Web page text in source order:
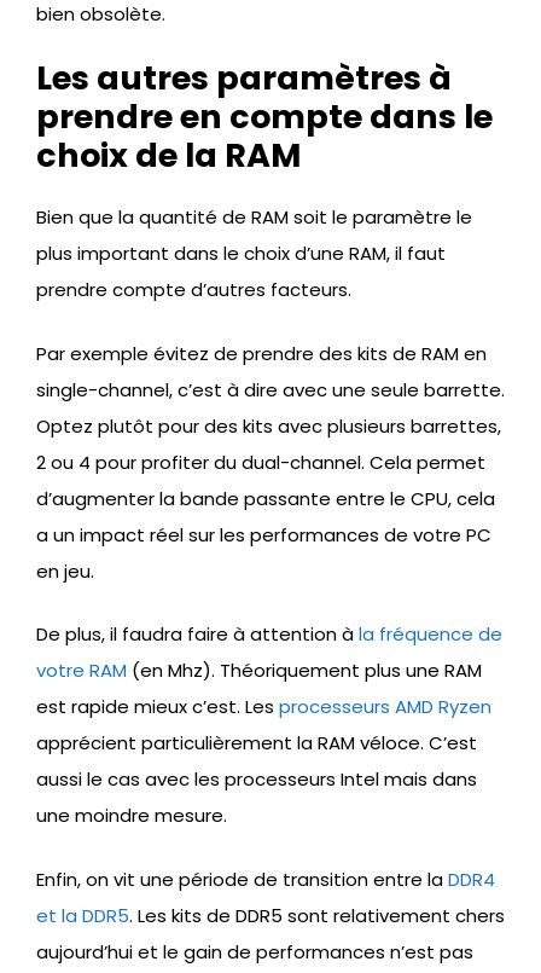
bien obsolète.
Les autres paramètres à
prendre en compte dans le
choix de la RAM
Bien que la quantité de RAM soit le paramètre le
plus important dans le choix d’une RAM, il faut
prendre compte d’autres facteurs.
Par exemple évitez de prendre des kits de RAM en
single-channel, c’est à dire avec une seule barrette.
Optez plutôt pour des kits avec plusieurs barrettes,
2 ou 4 pour profiter du dual-channel. Cela permet
d’augmenter la bande passante entre le CPU, cela
a un impact réel sur les performances de votre PC
en jeu.
De plus, il faudra faire à attention àla fréquence de
votre RAM (en Mhz). Théoriquement plus une RAM
est rapide mieux c’est. Les processeurs AMD Ryzen
apprécient particulièrement la RAM véloce. C’est
aussi le cas avec les processeurs Intel mais dans
une moindre mesure.
Enfin, on vit une période de transition entre laDDR4
et la DDR5. Les kits de DDR5 sont relativement chers
aujourd’hui et le gain de performances n’est pas